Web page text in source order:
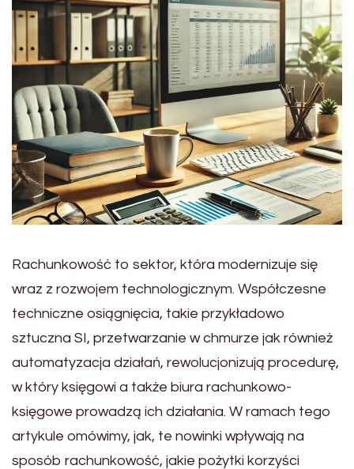
Rachunkowość to sektor, która modernizuje się
wraz z rozwojem technologicznym. Współczesne
techniczne osiągnięcia, takie przykładowo
sztuczna SI, przetwarzanie w chmurze jak również
automatyzacja działań, rewolucjonizują procedurę,
w który księgowi a także biura rachunkowo-
księgowe prowadzą ich działania. W ramach tego
artykule omówimy, jak, te nowinki wpływają na
sposób rachunkowość, jakie pożytki korzyści